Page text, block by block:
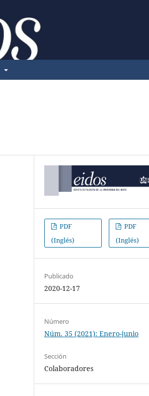
PDF
(Inglés)
PDF
(Inglés)
Publicado
2020-12-17
Número
Núm. 35 (2021): Enero-junio
Sección
Colaboradores